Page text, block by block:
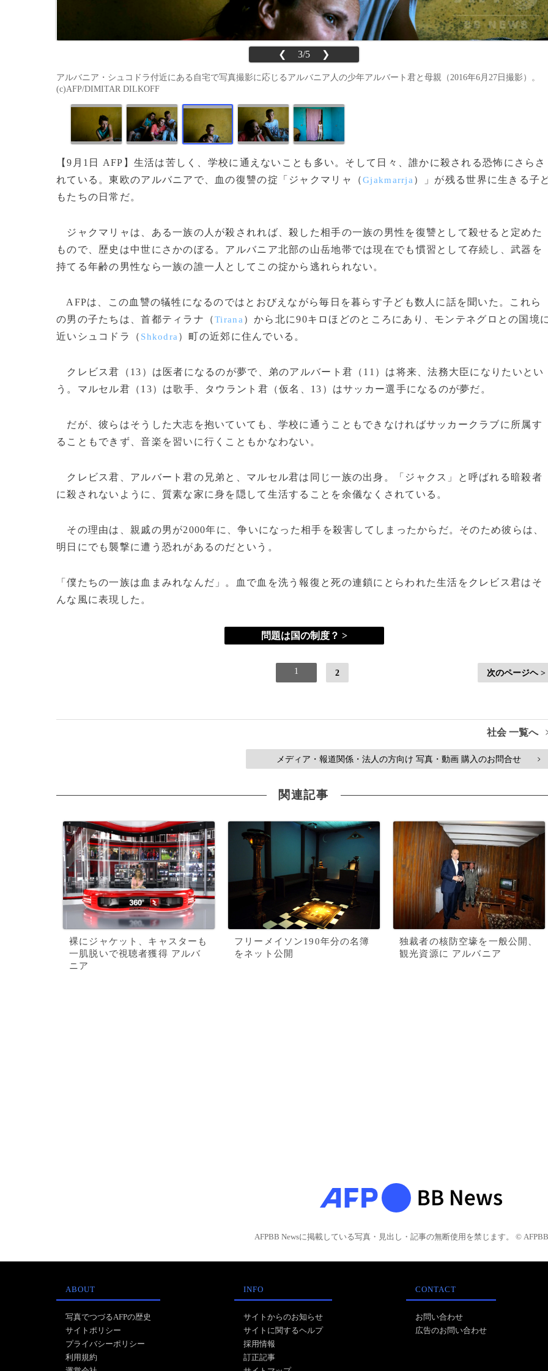
❮ 3/5 ❯
アルバニア・シュコドラ付近にある自宅で写真撮影に応じるアルバニア人の少年アルバート君と母親（2016年6月27日撮影）。
(c)AFP/DIMITAR DILKOFF
【9月1日 AFP】生活は苦しく、学校に通えないことも多い。そして日々、誰かに殺される恐怖にさらさ
れている。東欧のアルバニアで、血の復讐の掟「ジャクマリャ（Gjakmarrja ）」が残る世界に生きる子
もたちの日常だ。
ジャクマリャは、ある一族の人が殺されれば、殺した相手の一族の男性を復讐として殺せると定めた
もので、歴史は中世にさかのぼる。アルバニア北部の山岳地帯では現在でも慣習として存続し、武器を
持てる年齢の男性なら一族の誰一人としてこの掟から逃れられない。
AFPは、この血讐の犠牲になるのではとおびえながら毎日を暮らす子ども数人に話を聞いた。これら
の男の子たちは、首都ティラナ（Tirana ）から北に90キロほどのところにあり、モンテネグロとの国境
近いシュコドラ（ Shkodra ）町の近郊に住んでいる。
クレビス君（13）は医者になるのが夢で、弟のアルバート君（11）は将来、法務大臣になりたいとい
う。マルセル君（13）は歌手、タウラント君（仮名、13）はサッカー選手になるのが夢だ。
だが、彼らはそうした大志を抱いていても、学校に通うこともできなければサッカークラブに所属す
ることもできず、音楽を習いに行くこともかなわない。
クレビス君、アルバート君の兄弟と、マルセル君は同じ一族の出身。「ジャクス」と呼ばれる暗殺者
に殺されないように、質素な家に身を隠して生活することを余儀なくされている。
その理由は、親戚の男が2000年に、争いになった相手を殺害してしまったからだ。そのため彼らは、
明日にでも襲撃に遭う恐れがあるのだという。
「僕たちの一族は血まみれなんだ」。血で血を洗う報復と死の連鎖にとらわれた生活をクレビス君はそ
んな風に表現した。
問題は国の制度？ >
1 2 次のページヘ >
社会 一覧へ
メディア・報道関係・法人の方向け 写真・動画 購入のお問合せ >
関連記事
裸にジャケット、キャスターも
一肌脱いで視聴者獲得 アルバ
ニア
フリーメイソン190年分の名簿
をネット公開
独裁者の核防空壕を一般公開、
観光資源に アルバニア
AFPBB Newsに掲載している写真・見出し・記事の無断使用を禁じます。 © AFPBB
ABOUT
写真でつづるAFPの歴史
サイトポリシー
プライバシーポリシー
利用規約
INFO
サイトからのお知らせ
サイトに関するヘルプ
採用情報
訂正記事
CONTACT
お問い合わせ
広告のお問い合わせ